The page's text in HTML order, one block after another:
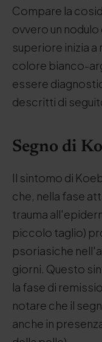
Compare la
ovvero un
superiore inizia
colore bianco-
essere
descritti di
Segno di
Il sintomo di
che, nella fase
trauma
piccolo taglio)
psoriasiche
giorni. Questo
la fase di
notare che il
anche in